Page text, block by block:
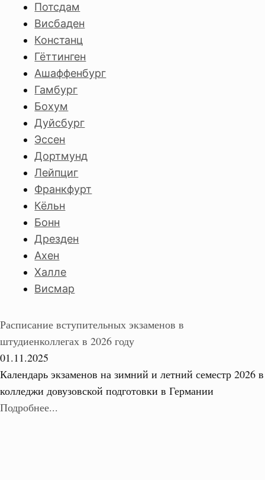
Потсдам
Висбаден
Констанц
Гёттинген
Ашаффенбург
Гамбург
Бохум
Дуйсбург
Эссен
Дортмунд
Лейпциг
Франкфурт
Кёльн
Бонн
Дрезден
Ахен
Халле
Висмар
Расписание вступительных экзаменов в
штудиенколлегах в 2026 году
01.11.2025
Календарь экзаменов на зимний и летний семестр 2026 в
колледжи довузовской подготовки в Германии
Подробнее...